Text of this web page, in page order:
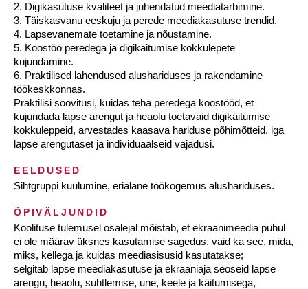
2. Digikasutuse kvaliteet ja juhendatud meediatarbimine.
3. Täiskasvanu eeskuju ja perede meediakasutuse trendid.
4. Lapsevanemate toetamine ja nõustamine.
5. Koostöö peredega ja digikäitumise kokkulepete
kujundamine.
6. Praktilised lahendused alushariduses ja rakendamine
töökeskkonnas.
Praktilisi soovitusi, kuidas teha peredega koostööd, et
kujundada lapse arengut ja heaolu toetavaid digikäitumise
kokkuleppeid, arvestades kaasava hariduse põhimõtteid, iga
lapse arengutaset ja individuaalseid vajadusi.
EELDUSED
Sihtgruppi kuulumine, erialane töökogemus alushariduses.
ÕPIVÄLJUNDID
Koolituse tulemusel osalejal mõistab, et ekraanimeedia puhul
ei ole määrav üksnes kasutamise sagedus, vaid ka see, mida,
miks, kellega ja kuidas meediasisusid kasutatakse;
selgitab lapse meediakasutuse ja ekraaniaja seoseid lapse
arengu, heaolu, suhtlemise, une, keele ja käitumisega,